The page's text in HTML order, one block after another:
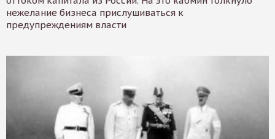
нежелание бизнеса прислушиваться к
предупреждениям власти